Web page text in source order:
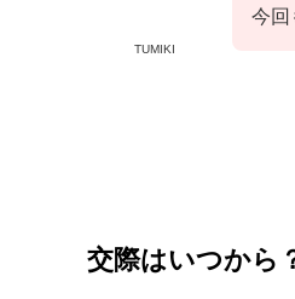
TUMIKI
今回
交際はいつから